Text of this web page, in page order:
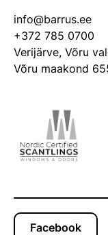
info@barrus.ee
+372 785 0700
Verijärve, Võru
Võru maakond
Facebook